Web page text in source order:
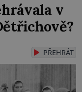
v
PŘEHRÁT